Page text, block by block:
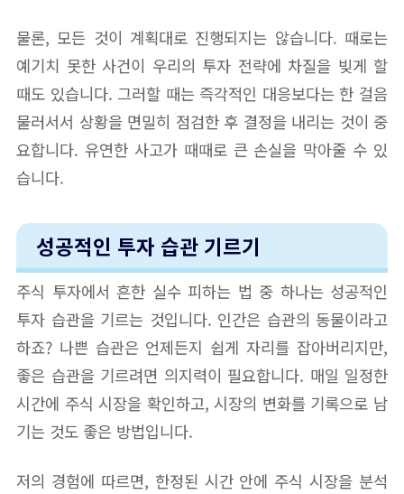
물론, 모든 것이 계획대로 진행되지는 않습니다. 때로는
예기치 못한 사건이 우리의 투자 전략에 차질을 빚게 할
때도 있습니다. 그러할 때는 즉각적인 대응보다는 한 걸음
물러서서 상황을 면밀히 점검한 후 결정을 내리는 것이 중
요합니다. 유연한 사고가 때때로 큰 손실을 막아줄 수 있
습니다.
성공적인 투자 습관 기르기
주식 투자에서 흔한 실수 피하는 법 중 하나는 성공적인
투자 습관을 기르는 것입니다. 인간은 습관의 동물이라고
하죠? 나쁜 습관은 언제든지 쉽게 자리를 잡아버리지만,
좋은 습관을 기르려면 의지력이 필요합니다. 매일 일정한
시간에 주식 시장을 확인하고, 시장의 변화를 기록으로 남
기는 것도 좋은 방법입니다.
저의 경험에 따르면, 한정된 시간 안에 주식 시장을 분석